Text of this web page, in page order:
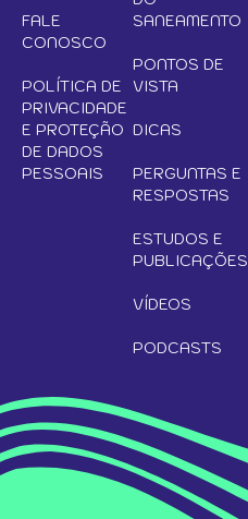
FALE
CONOSCO
POLÍTICA DE
PRIVACIDADE
E PROTEÇÃO
DE DADOS
PESSOAIS
SANEAMENTO
PONTOS DE
VISTA
DICAS
PERGUNTAS E
RESPOSTAS
ESTUDOS E
PUBLICAÇÕES
VÍDEOS
PODCASTS